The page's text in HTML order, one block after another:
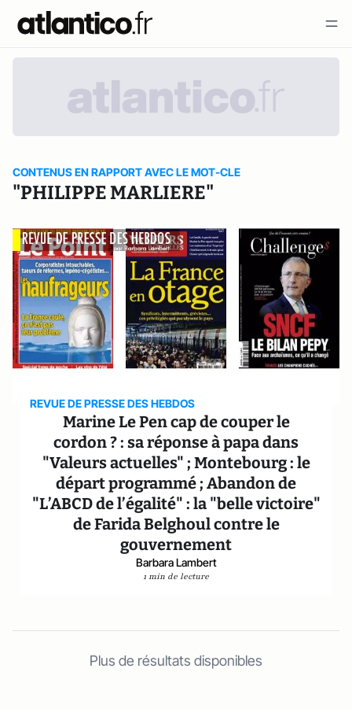
CONTENUS EN RAPPORT AVEC LE MOT-CLE
"PHILIPPE MARLIERE"
REVUE DE PRESSE DES HEBDOS
Marine Le Pen cap de couper le
cordon ? : sa réponse à papa dans
"Valeurs actuelles" ; Montebourg : le
départ programmé ; Abandon de
"L’ABCD de l’égalité" : la "belle victoire"
de Farida Belghoul contre le
gouvernement
Barbara Lambert
1 min de lecture
Plus de résultats disponibles